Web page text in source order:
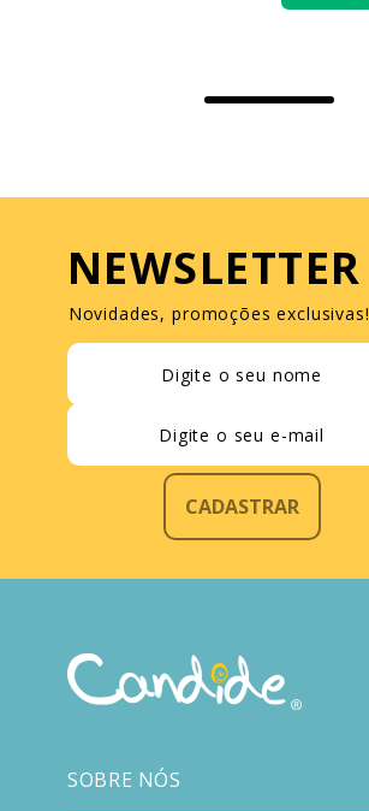
NEWSLETTER
Novidades, promoções exclusivas!
CADASTRAR
SOBRE NÓS